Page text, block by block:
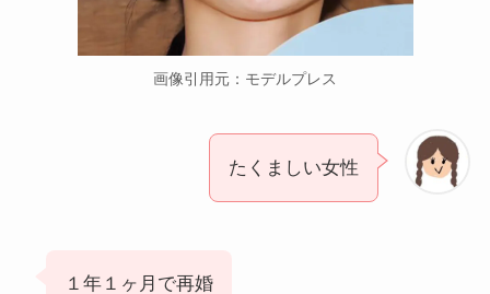
画像引用元：モデルプレス
たくましい女性
１年１ヶ月で再婚